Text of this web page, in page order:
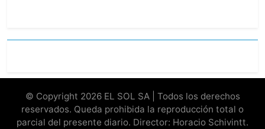
© Copyright 2026 EL SOL SA | Todos los derechos
reservados. Queda prohibida la reproducción total o
parcial del presente diario. Director: Horacio Schivintt.